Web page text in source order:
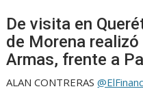
De visita en
de Morena
Armas, frente a
ALAN CONTRERAS